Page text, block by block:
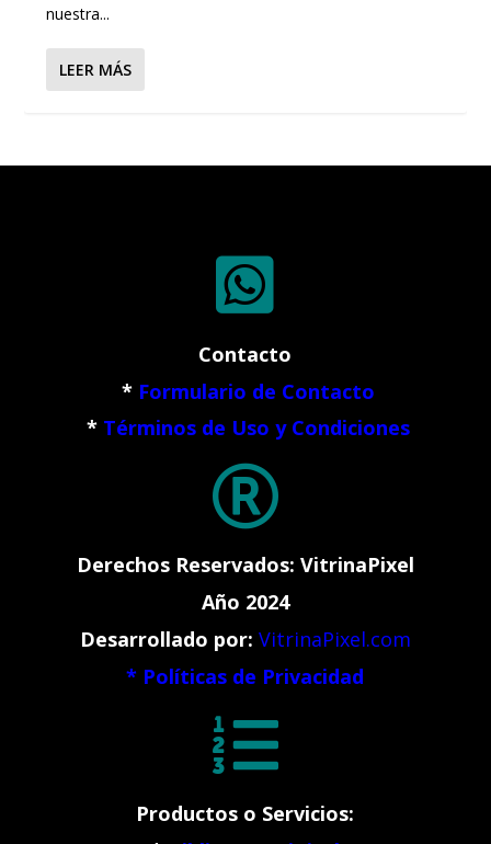
nuestra...
LEER MÁS

Contacto
* Formulario de Contacto
* Términos de Uso y Condiciones

Derechos Reservados: VitrinaPixel
Año 2024
Desarrollado por: VitrinaPixel.com
* Políticas de Privacidad

Productos o Servicios: